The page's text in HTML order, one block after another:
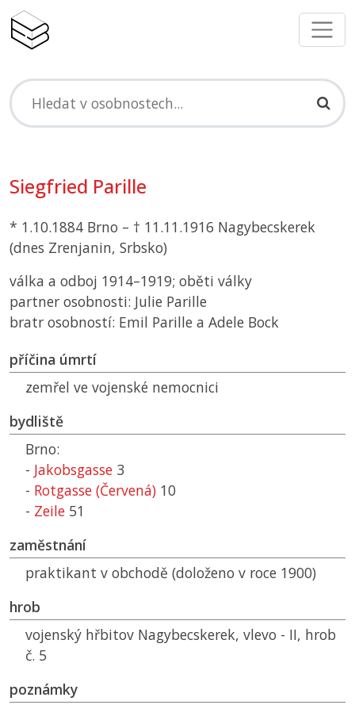
Siegfried Parille
* 1.10.1884 Brno – † 11.11.1916 Nagybecskerek
(dnes Zrenjanin, Srbsko)
válka a odboj 1914–1919; oběti války
partner osobnosti: Julie Parille
bratr osobností: Emil Parille a Adele Bock
příčina úmrtí
zemřel ve vojenské nemocnici
bydliště
Brno:
- Jakobsgasse 3
- Rotgasse (Červená) 10
- Zeile 51
zaměstnání
praktikant v obchodě (doloženo v roce 1900)
hrob
vojenský hřbitov Nagybecskerek, vlevo - II, hrob
č. 5
poznámky